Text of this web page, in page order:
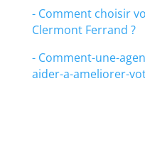
- Comment choisir
Clermont Ferrand ?
- Comment-une-
aider-a-ameliorer-